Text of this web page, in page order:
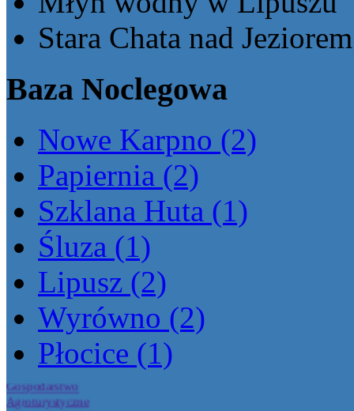
Stara Chata nad
Baza Noclegowa
Nowe Karpno (2)
Papiernia (2)
Szklana Huta (1)
Śluza (1)
Lipusz (2)
Wyrówno (2)
Płocice (1)
Gospodarstwo Rolne i
Agroturystyczne
\"Astra\" Irena i Jan
Błaszkowscy
Gospodarstwo